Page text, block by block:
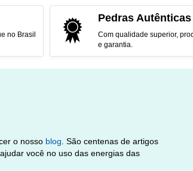
no Brasil
Pedras Autênticas
Com qualidade superior,
e garantia.
o nosso blog. São centenas de artigos
você no uso das energias das